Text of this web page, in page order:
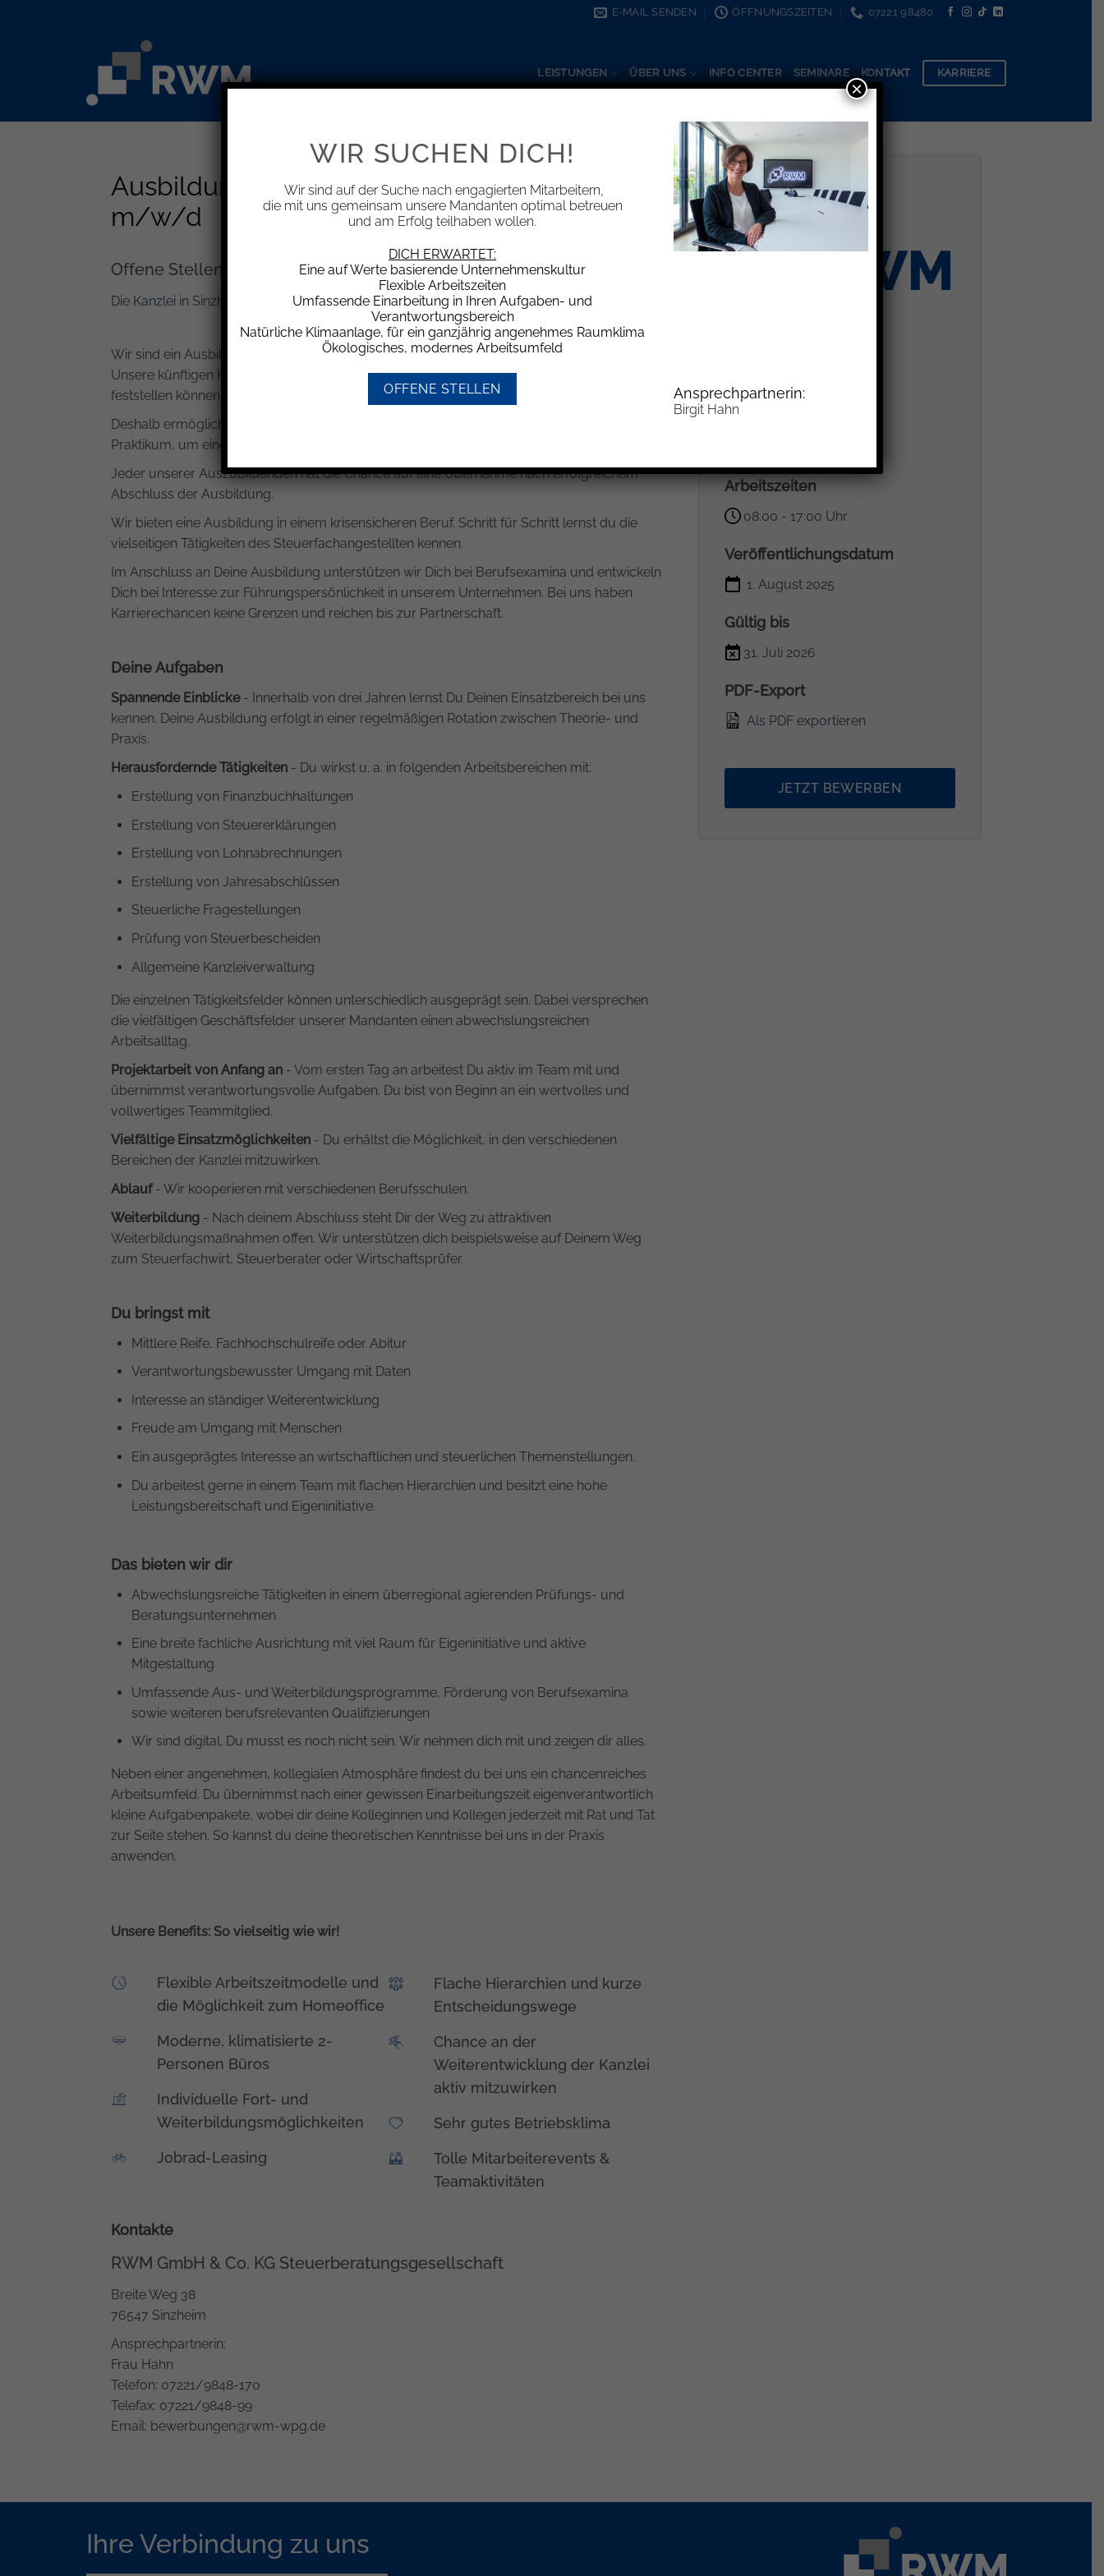
E-MAIL SENDEN ÖFFNUNGSZEITEN 07221 98480
LEISTUNGEN ÜBER UNS INFO CENTER SEMINARE KONTAKT KARRIERE
Ausbildung zum Steuerfachangestellten
m/w/d
Offene Stellen für
Die Kanzlei in Sinzheim Kanzlei in Karlsruhe
Wir sind ein Ausbildungsbetrieb und wissen den Wert unserer Mitarbeiter zu schätzen.
Unsere künftigen Kolleginnen und Kollegen wollen wir frühzeitig kennen lernen, damit wir
feststellen können, ob wir zueinander passen.
Deshalb ermöglichen wir unseren potenziellen Auszubildenden ein vorgelagertes
Praktikum, um einen ersten Einblick in unsere Kanzlei und unser Tätigkeitsfeld zu gewähren.
Jeder unserer Auszubildenden hat die Chance auf eine Übernahme nach erfolgreichem
Abschluss der Ausbildung.
Wir bieten eine Ausbildung in einem krisensicheren Beruf. Schritt für Schritt lernst du die
vielseitigen Tätigkeiten des Steuerfachangestellten kennen.
Im Anschluss an Deine Ausbildung unterstützen wir Dich bei Berufsexamina und entwickeln
Dich bei Interesse zur Führungspersönlichkeit in unserem Unternehmen. Bei uns haben
Karrierechancen keine Grenzen und reichen bis zur Partnerschaft.
Deine Aufgaben
Spannende Einblicke- Innerhalb von drei Jahren lernst Du Deinen Einsatzbereich bei uns
kennen. Deine Ausbildung erfolgt in einer regelmäßigen Rotation zwischen Theorie- und
Praxis.
Herausfordernde Tätigkeiten- Du wirkst u. a. in folgenden Arbeitsbereichen mit:
Erstellung von Finanzbuchhaltungen
Erstellung von Steuererklärungen
Erstellung von Lohnabrechnungen
Erstellung von Jahresabschlüssen
Steuerliche Fragestellungen
Prüfung von Steuerbescheiden
Allgemeine Kanzleiverwaltung
Die einzelnen Tätigkeitsfelder können unterschiedlich ausgeprägt sein. Dabei versprechen
die vielfältigen Geschäftsfelder unserer Mandanten einen abwechslungsreichen
Arbeitsalltag.
Projektarbeit von Anfang an- Vom ersten Tag an arbeitest Du aktiv im Team mit und
übernimmst verantwortungsvolle Aufgaben. Du bist von Beginn an ein wertvolles und
vollwertiges Teammitglied.
Vielfältige Einsatzmöglichkeiten- Du erhältst die Möglichkeit, in den verschiedenen
Bereichen der Kanzlei mitzuwirken.
Ablauf- Wir kooperieren mit verschiedenen Berufsschulen.
Weiterbildung- Nach deinem Abschluss steht Dir der Weg zu attraktiven
Weiterbildungsmaßnahmen offen. Wir unterstützen dich beispielsweise auf Deinem Weg
zum Steuerfachwirt, Steuerberater oder Wirtschaftsprüfer.
Du bringst mit
Mittlere Reife, Fachhochschulreife oder Abitur
Verantwortungsbewusster Umgang mit Daten
Interesse an ständiger Weiterentwicklung
Freude am Umgang mit Menschen
Ein ausgeprägtes Interesse an wirtschaftlichen und steuerlichen Themenstellungen.
Du arbeitest gerne in einem Team mit flachen Hierarchien und besitzt eine hohe
Leistungsbereitschaft und Eigeninitiative.
Das bieten wir dir
Abwechslungsreiche Tätigkeiten in einem überregional agierenden Prüfungs- und
Beratungsunternehmen
Eine breite fachliche Ausrichtung mit viel Raum für Eigeninitiative und aktive
Mitgestaltung
Umfassende Aus- und Weiterbildungsprogramme, Förderung von Berufsexamina
sowie weiteren berufsrelevanten Qualifizierungen
Wir sind digital. Du musst es noch nicht sein. Wir nehmen dich mit und zeigen dir alles.
Neben einer angenehmen, kollegialen Atmosphäre findest du bei uns ein chancenreiches
Arbeitsumfeld. Du übernimmst nach einer gewissen Einarbeitungszeit eigenverantwortlich
kleine Aufgabenpakete, wobei dir deine Kolleginnen und Kollegen jederzeit mit Rat und Tat
zur Seite stehen. So kannst du deine theoretischen Kenntnisse bei uns in der Praxis
anwenden.
Unsere Benefits: So vielseitig wie wir!
Flexible Arbeitszeitmodelle und
die Möglichkeit zum Homeoffice
Moderne, klimatisierte 2-
Personen Büros
Individuelle Fort- und
Weiterbildungsmöglichkeiten
Jobrad-Leasing
Flache Hierarchien und kurze
Entscheidungswege
Chance an der
Weiterentwicklung der Kanzlei
aktiv mitzuwirken
Sehr gutes Betriebsklima
Tolle Mitarbeiterevents &
Teamaktivitäten
Kontakte
RWM GmbH & Co. KG Steuerberatungsgesellschaft
Breite Weg 38
76547 Sinzheim
Ansprechpartnerin:
Frau Hahn
Telefon: 07221/9848-170
Telefax: 07221/9848-99
Email: bewerbungen@rwm-wpg.de
Arbeitgeber
Dauer der Anstellung
Arbeitszeiten
08:00 - 17:00 Uhr
Veröffentlichungsdatum
1. August 2025
Gültig bis
31. Juli 2026
PDF-Export
Als PDF exportieren
JETZT BEWERBEN
Ihre Verbindung zu uns
WIR SUCHEN DICH!
Wir sind auf der Suche nach engagierten Mitarbeitern,
die mit uns gemeinsam unsere Mandanten optimal betreuen
und am Erfolg teilhaben wollen.
DICH ERWARTET:
Eine auf Werte basierende Unternehmenskultur
Flexible Arbeitszeiten
Umfassende Einarbeitung in Ihren Aufgaben- und
Verantwortungsbereich
Natürliche Klimaanlage, für ein ganzjährig angenehmes Raumklima
Ökologisches, modernes Arbeitsumfeld
OFFENE STELLEN Ansprechpartnerin:
Birgit Hahn
×